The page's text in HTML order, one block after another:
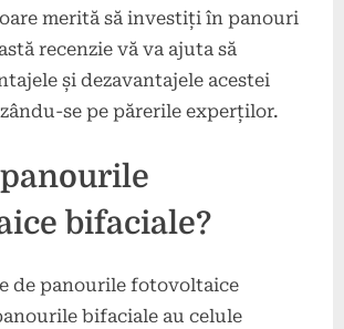
merită să investiți în panouri
recenzie vă va ajuta să
și dezavantajele acestei
se pe părerile experților.
bifaciale?
de panourile fotovoltaice
bifaciale au celule